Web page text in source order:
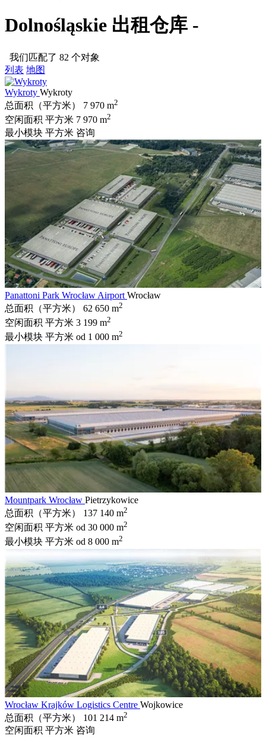
Dolnośląskie 出租仓库 -
我们匹配了 82 个对象
列表 地图
Wykroty Wykroty
总面积（平方米）
7 970 m2
空闲面积 平方米 7 970 m2
最小模块 平方米 咨询
Panattoni Park Wrocław Airport Wrocław
总面积（平方米）
62 650 m2
空闲面积 平方米 3 199 m2
最小模块 平方米 od 1 000 m2
Mountpark Wrocław Pietrzykowice
总面积（平方米）
137 140 m2
空闲面积 平方米 od 30 000 m2
最小模块 平方米 od 8 000 m2
Wrocław Krajków Logistics Centre Wojkowice
总面积（平方米）
101 214 m2
空闲面积 平方米 咨询